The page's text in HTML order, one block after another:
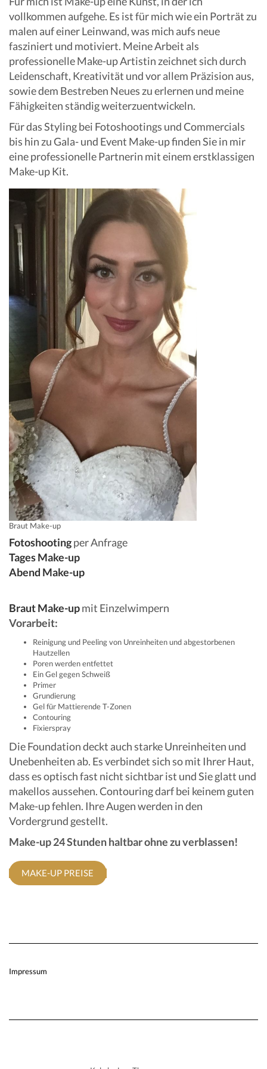
vollkommen aufgehe. Es ist für mich wie ein Porträt zu
malen auf einer Leinwand, was mich aufs neue
fasziniert und motiviert. Meine Arbeit als
professionelle Make-up Artistin zeichnet sich durch
Leidenschaft, Kreativität und vor allem Präzision aus,
sowie dem Bestreben Neues zu erlernen und meine
Fähigkeiten ständig weiterzuentwickeln.
Für das Styling bei Fotoshootings und Commercials
bis hin zu Gala- und Event Make-up finden Sie in mir
eine professionelle Partnerin mit einem erstklassigen
Make-up Kit.
Braut Make-up
Fotoshootingper Anfrage
Tages Make-up
Abend Make-up
Braut Make-upmit Einzelwimpern
Vorarbeit:
Reinigung und Peeling von Unreinheiten und abgestorbenen
Hautzellen
Poren werden entfettet
Ein Gel gegen Schweiß
Primer
Grundierung
Gel für Mattierende T-Zonen
Contouring
Fixierspray
Die Foundation deckt auch starke Unreinheiten und
Unebenheiten ab. Es verbindet sich so mit Ihrer Haut,
dass es optisch fast nicht sichtbar ist und Sie glatt und
makellos aussehen. Contouring darf bei keinem guten
Make-up fehlen. Ihre Augen werden in den
Vordergrund gestellt.
Make-up 24 Stunden haltbar ohne zu verblassen!
MAKE-UP PREISE
Impressum